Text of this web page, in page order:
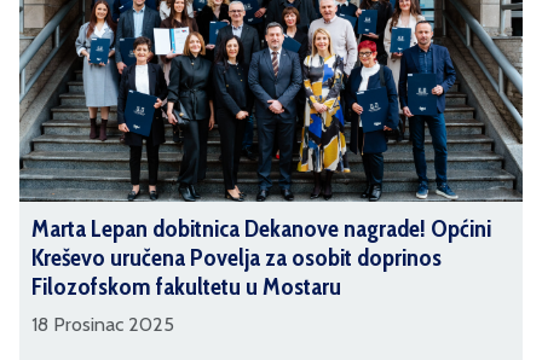
Marta Lepan dobitnica Dekanove nagrade! Općini
Kreševo uručena Povelja za osobit doprinos
Filozofskom fakultetu u Mostaru
18 Prosinac 2025